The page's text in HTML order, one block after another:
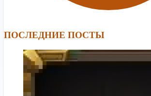
ПОСЛЕДНИЕ ПОСТЫ